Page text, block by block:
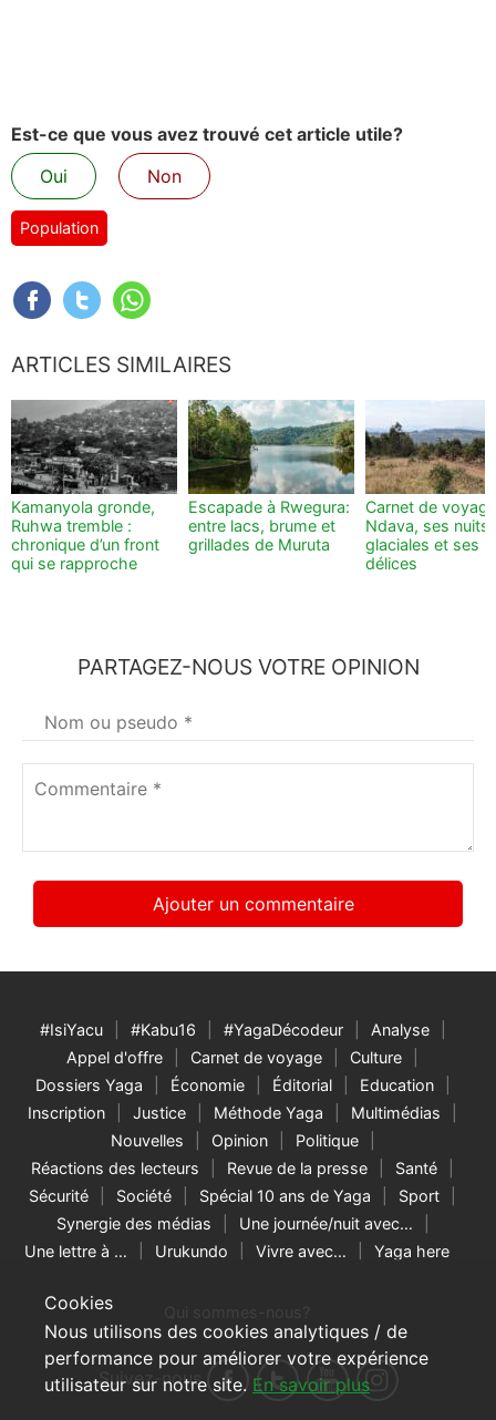
Cookies
Nous utilisons des cookies analytiques / de
performance pour améliorer votre expérience
utilisateur sur notre site. En savoir plus
Est-ce que vous avez trouvé cet article utile?
Oui
Non
Population
ARTICLES SIMILAIRES
Kamanyola gronde,
Ruhwa tremble :
chronique d’un front
qui se rapproche
Escapade à Rwegura:
entre lacs, brume et
grillades de Muruta
Carnet de
Ndava, ses nuits
glaciales et ses
délices
PARTAGEZ-NOUS VOTRE OPINION
Votre
nom*
Commentaire
#IsiYacu #Kabu16 #YagaDécodeur
Analyse
Appel d'offre
Carnet de voyage
Culture
Dossiers Yaga
Économie Éditorial
Education
Inscription
Justice Méthode Yaga
Multimédias
Nouvelles
Opinion
Politique
Réactions des lecteurs
Revue de la presse
Santé
Sécurité
Société Spécial 10 ans de Yaga
Sport
Synergie des médias
Une journée/nuit avec…
Une lettre à …
Urukundo Vivre avec… Yaga here
Suivez-nous